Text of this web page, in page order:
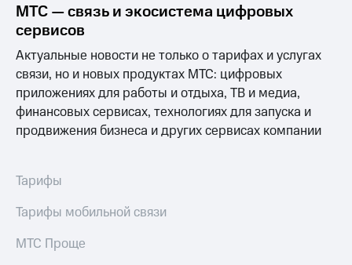
МТС — связь и экосистема цифровых
сервисов
Актуальные новости не только о тарифах и услугах
связи, но и новых продуктах МТС: цифровых
приложениях для работы и отдыха, ТВ и медиа,
финансовых сервисах, технологиях для запуска и
продвижения бизнеса и других сервисах компании
Тарифы
Тарифы мобильной связи
МТС Проще